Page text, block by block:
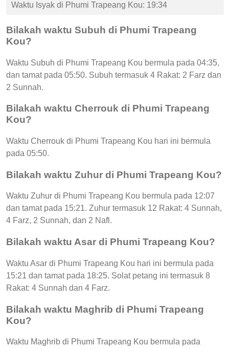
Waktu Isyak di Phumi Trapeang Kou: 19:34
Bilakah waktu Subuh di Phumi Trapeang
Kou?
Waktu Subuh di Phumi Trapeang Kou bermula pada 04:35,
dan tamat pada 05:50. Subuh termasuk 4 Rakat: 2 Farz dan
2 Sunnah.
Bilakah waktu Cherrouk di Phumi Trapeang
Kou?
Waktu Cherrouk di Phumi Trapeang Kou hari ini bermula
pada 05:50.
Bilakah waktu Zuhur di Phumi Trapeang Kou?
Waktu Zuhur di Phumi Trapeang Kou bermula pada 12:07
dan tamat pada 15:21. Zuhur termasuk 12 Rakat: 4 Sunnah,
4 Farz, 2 Sunnah, dan 2 Nafl.
Bilakah waktu Asar di Phumi Trapeang Kou?
Waktu Asar di Phumi Trapeang Kou hari ini bermula pada
15:21 dan tamat pada 18:25. Solat petang ini termasuk 8
Rakat: 4 Sunnah dan 4 Farz.
Bilakah waktu Maghrib di Phumi Trapeang
Kou?
Waktu Maghrib di Phumi Trapeang Kou bermula pada